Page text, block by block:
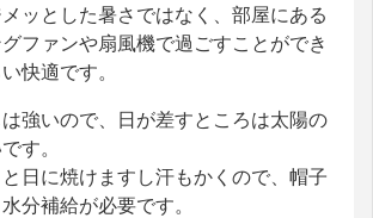
ッとした暑さではなく、部屋にある
ファンや扇風機で過ごすことができ
快適です。
強いので、日が差すところは太陽の
す。
日に焼けますし汗もかくので、帽子
分補給が必要です。